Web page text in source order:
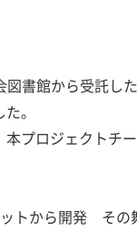
書館から受託し
。
プロジェクトチ
トから開発 その